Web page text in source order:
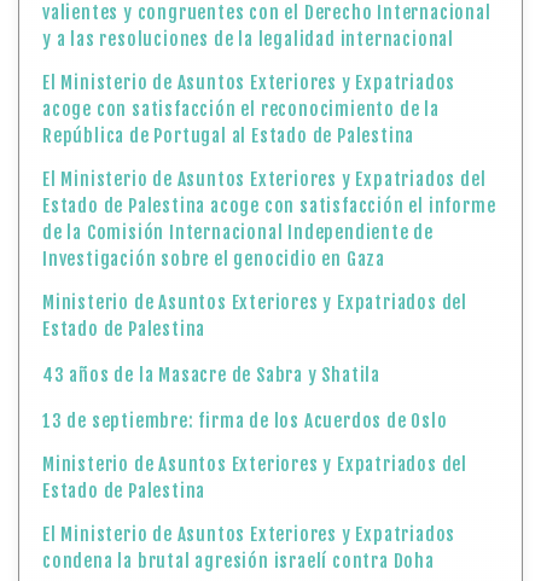
valientes y congruentes con el Derecho Internacional
y a las resoluciones de la legalidad internacional
El Ministerio de Asuntos Exteriores y Expatriados
acoge con satisfacción el reconocimiento de la
República de Portugal al Estado de Palestina
El Ministerio de Asuntos Exteriores y Expatriados del
Estado de Palestina acoge con satisfacción el informe
de la Comisión Internacional Independiente de
Investigación sobre el genocidio en Gaza
Ministerio de Asuntos Exteriores y Expatriados del
Estado de Palestina
43 años de la Masacre de Sabra y Shatila
13 de septiembre: firma de los Acuerdos de Oslo
Ministerio de Asuntos Exteriores y Expatriados del
Estado de Palestina
El Ministerio de Asuntos Exteriores y Expatriados
condena la brutal agresión israelí contra Doha